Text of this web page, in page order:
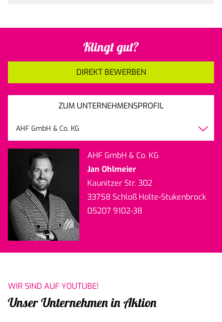
Klingt gut?
DIREKT BEWERBEN
ZUM UNTERNEHMENSPROFIL
AHF GmbH & Co. KG
Jan Ohlmeier
Kaunitzer Str. 302
33758 Schloß Holte-Stukenbrock
05207 9102-38
AHF GmbH & Co. KG
WIR SIND AUF YOUTUBE!
Unser Unternehmen in Aktion